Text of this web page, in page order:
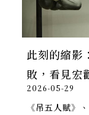
此刻的縮影
敗，看見宏
2026-05-29
《吊五人賦》